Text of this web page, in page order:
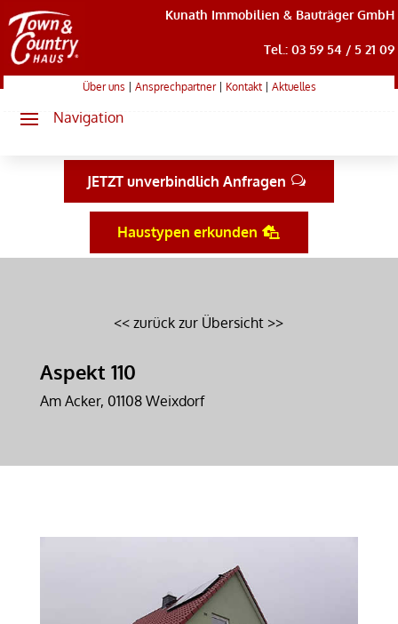
Kunath Immobilien & Bauträger GmbH
Tel.: 03 59 54 / 5 21 09
Über uns Ansprechpartner| Kontakt| Aktuelles
JETZT unverbindlich Anfragen
Haustypen erkunden
<< zurück zur Übersicht >>
Aspekt 110
Am Acker, 01108 Weixdorf